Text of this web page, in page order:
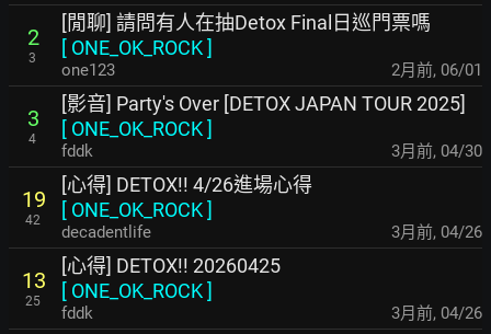
2
3
[閒聊] 請問有人在抽Detox Final日巡門票嗎
[ ONE_OK_ROCK]
one123 2月前, 06/01
3
4
[影音] Party's Over [DETOX JAPAN TOUR 2025]
[ ONE_OK_ROCK]
fddk 3月前, 04/30
19
42
[心得] DETOX!! 4/26進場心得
[ ONE_OK_ROCK]
decadentlife 3月前, 04/26
13
25
[心得] DETOX!! 20260425
[ ONE_OK_ROCK]
fddk 3月前, 04/26